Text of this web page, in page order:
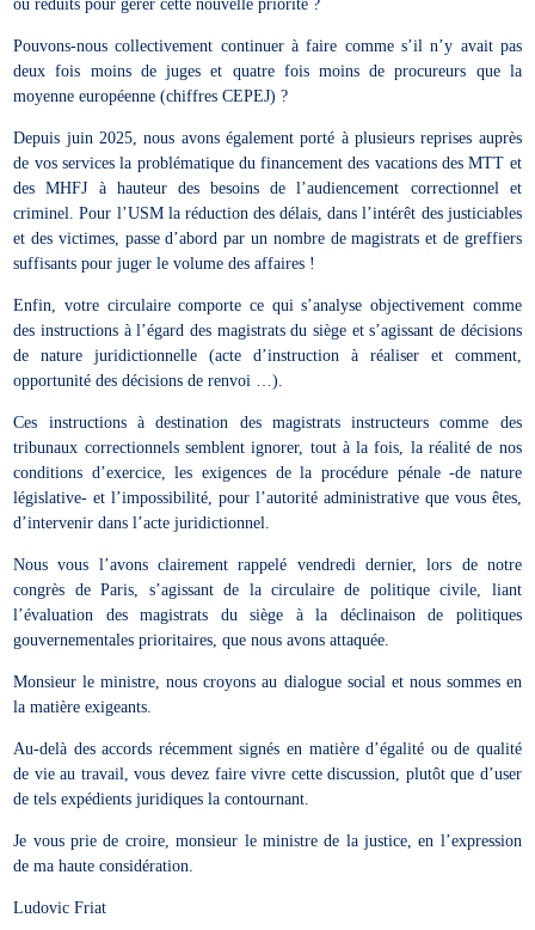
ou réduits pour gérer cette nouvelle priorité ?
Pouvons-nous collectivement continuer à faire comme s’il n’y avait pas
deux fois moins de juges et quatre fois moins de procureurs que la
moyenne européenne (chiffres CEPEJ) ?
Depuis juin 2025, nous avons également porté à plusieurs reprises auprès
de vos services la problématique du financement des vacations des MTT et
des MHFJ à hauteur des besoins de l’audiencement correctionnel et
criminel. Pour l’USM la réduction des délais, dans l’intérêt des justiciables
et des victimes, passe d’abord par un nombre de magistrats et de greffiers
suffisants pour juger le volume des affaires !
Enfin, votre circulaire comporte ce qui s’analyse objectivement comme
des instructions à l’égard des magistrats du siège et s’agissant de décisions
de nature juridictionnelle (acte d’instruction à réaliser et comment,
opportunité des décisions de renvoi …).
Ces instructions à destination des magistrats instructeurs comme des
tribunaux correctionnels semblent ignorer, tout à la fois, la réalité de nos
conditions d’exercice, les exigences de la procédure pénale -de nature
législative- et l’impossibilité, pour l’autorité administrative que vous êtes,
d’intervenir dans l’acte juridictionnel.
Nous vous l’avons clairement rappelé vendredi dernier, lors de notre
congrès de Paris, s’agissant de la circulaire de politique civile, liant
l’évaluation des magistrats du siège à la déclinaison de politiques
gouvernementales prioritaires, que nous avons attaquée.
Monsieur le ministre, nous croyons au dialogue social et nous sommes en
la matière exigeants.
Au-delà des accords récemment signés en matière d’égalité ou de qualité
de vie au travail, vous devez faire vivre cette discussion, plutôt que d’user
de tels expédients juridiques la contournant.
Je vous prie de croire, monsieur le ministre de la justice, en l’expression
de ma haute considération.
Ludovic Friat